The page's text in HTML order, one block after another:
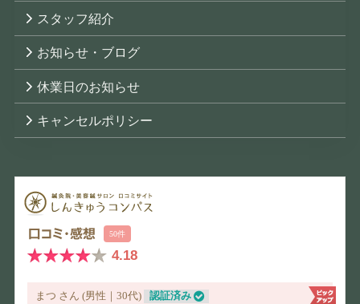
スタッフ紹介
お知らせ・ブログ
休業日のお知らせ
キャンセルポリシー